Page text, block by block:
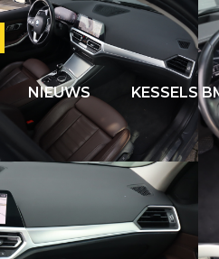
NIEUWS KESSELS